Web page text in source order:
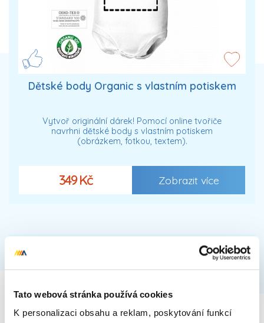
Tato webová stránka používá cookies
K personalizaci obsahu a reklam, poskytování funkcí
Dětské body Organic s vlastním potiskem
Vytvoř originální dárek! Pomocí online tvořiče
navrhni dětské body s vlastním potiskem
(obrázkem, fotkou, textem).
349 Kč Zobrazit více